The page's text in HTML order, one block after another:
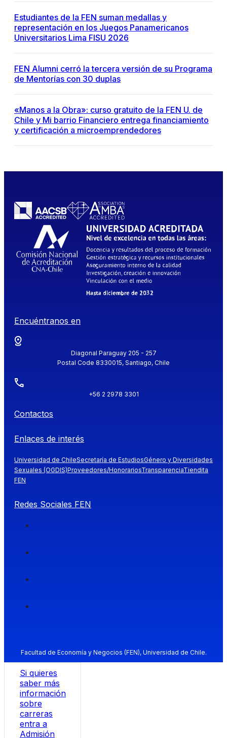
Estudiantes de la FEN suman medallas y
representación en los Juegos Panamericanos
Universitarios Lima FISU 2026
FEN Alumni cerró la tercera versión de su Programa
de Mentorías con 30 duplas
«Manos a la Obra»: curso gratuito de la FEN U. de
Chile y Mi barrio Financiero entrega financiamiento
y certificación a microemprendedores
Encuéntranos en
Diagonal Paraguay 205 - 257
Postal Code 8330015, Santiago, Chile
+56 2 2978 3301
Contactos
Enlaces de interés
Universidad de ChileSecretaría de EstudiosGénero y Diversidades
Sexuales (OGDIS)Proveedores/HonorariosTransparenciaTiendita
FEN
Redes Sociales FEN
Facultad de Economía y Negocios (FEN), Universidad de Chile.
Si quieres
saber más
información
sobre
carreras
entra a
Admisión